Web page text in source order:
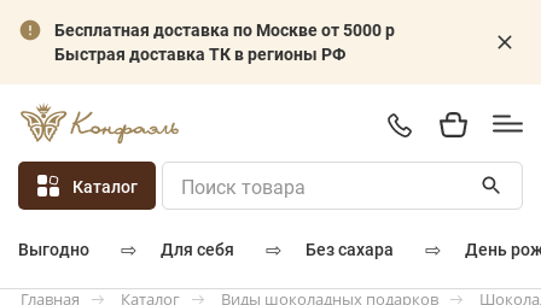
Бесплатная доставка по Москве от 5000 р
Быстрая доставка ТК в регионы РФ
Каталог
выгодно ⇨ для себя ⇨ без сахара ⇨ день
Главная Каталог Виды шоколадных подарков